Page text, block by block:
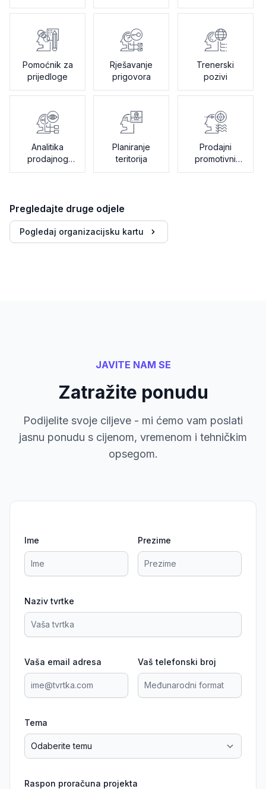
klijenata
Pomoćnik za
prijedloge
Rješavanje
prigovora
Trenerski
pozivi
Analitika
prodajnog
procesa
Planiranje
teritorija
Prodajni
promotivni
materijali
Pregledajte druge odjele
Pogledaj organizacijsku kartu
JAVITE NAM SE
Zatražite ponudu
Podijelite svoje ciljeve - mi ćemo vam poslati
jasnu ponudu s cijenom, vremenom i tehničkim
opsegom.
Ime Prezime
Naziv tvrtke
Vaša email adresa Vaš telefonski broj
Tema
Raspon proračuna projekta